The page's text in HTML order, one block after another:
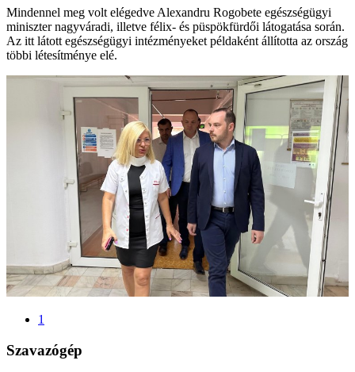
Mindennel meg volt elégedve Alexandru Rogobete egészségügyi
miniszter nagyváradi, illetve félix- és püspökfürdői látogatása során.
Az itt látott egészségügyi intézményeket példaként állította az ország
többi létesítménye elé.
1
Szavazógép